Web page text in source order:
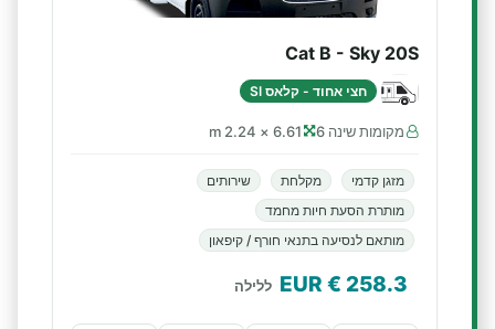
Cat B - Sky 20S
חצי אחוד - קלאס SI
מקומות שינה 6 6.61 × 2.24 m
מזגן קדמי מקלחת
שירותים
מותרת הסעת חיות מחמד
מותאם לנסיעה בתנאי חורף / קיפאון
258.3
€ EUR ללילה